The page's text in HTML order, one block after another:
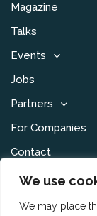
We use
We may place
Magazine
Talks
Events
Jobs
Partners
For Companies
Contact
Disclaimer &